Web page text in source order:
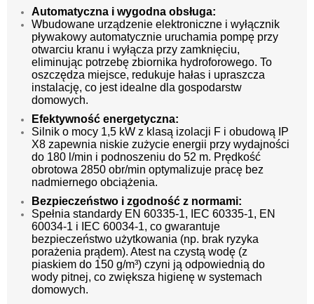
Automatyczna i wygodna obsługa:
Wbudowane urządzenie elektroniczne i wyłącznik
pływakowy automatycznie uruchamia pompę przy
otwarciu kranu i wyłącza przy zamknięciu,
eliminując potrzebę zbiornika hydroforowego. To
oszczędza miejsce, redukuje hałas i upraszcza
instalację, co jest idealne dla gospodarstw
domowych.
Efektywność energetyczna:
Silnik o mocy 1,5 kW z klasą izolacji F i obudową IP
X8 zapewnia niskie zużycie energii przy wydajności
do 180 l/min i podnoszeniu do 52 m. Prędkość
obrotowa 2850 obr/min optymalizuje pracę bez
nadmiernego obciążenia.
Bezpieczeństwo i zgodność z normami:
Spełnia standardy EN 60335-1, IEC 60335-1, EN
60034-1 i IEC 60034-1, co gwarantuje
bezpieczeństwo użytkowania (np. brak ryzyka
porażenia prądem). Atest na czystą wodę (z
piaskiem do 150 g/m³) czyni ją odpowiednią do
wody pitnej, co zwiększa higienę w systemach
domowych.